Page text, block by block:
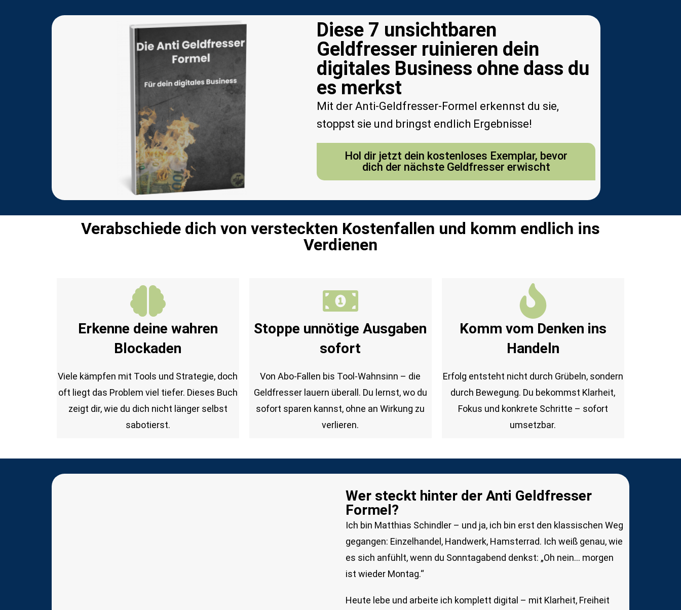
Diese 7 unsichtbaren
Geldfresser ruinieren dein
digitales Business ohne dass du
es merkst
Mit der Anti-Geldfresser-Formel erkennst du sie,
stoppst sie und bringst endlich Ergebnisse!
Hol dir jetzt dein kostenloses Exemplar, bevor
dich der nächste Geldfresser erwischt
Verabschiede dich von versteckten Kostenfallen und komm endlich ins
Verdienen
Erkenne deine wahren
Blockaden
Viele kämpfen mit Tools und Strategie, doch
oft liegt das Problem viel tiefer. Dieses Buch
zeigt dir, wie du dich nicht länger selbst
sabotierst.
Stoppe unnötige Ausgaben
sofort
Von Abo-Fallen bis Tool-Wahnsinn – die
Geldfresser lauern überall. Du lernst, wo du
sofort sparen kannst, ohne an Wirkung zu
verlieren.
Komm vom Denken ins
Handeln
Erfolg entsteht nicht durch Grübeln, sondern
durch Bewegung. Du bekommst Klarheit,
Fokus und konkrete Schritte – sofort
umsetzbar.
Wer steckt hinter der Anti Geldfresser
Formel?
Ich bin Matthias Schindler – und ja, ich bin erst den klassischen Weg
gegangen: Einzelhandel, Handwerk, Hamsterrad. Ich weiß genau, wie
es sich anfühlt, wenn du Sonntagabend denkst: „Oh nein… morgen
ist wieder Montag.“
Heute lebe und arbeite ich komplett digital – mit Klarheit, Freiheit